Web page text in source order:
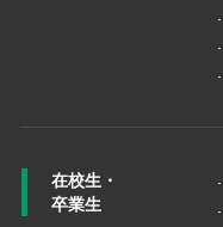
在校生・
卒業生